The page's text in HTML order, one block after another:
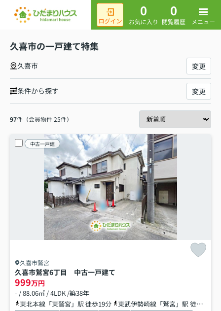
0
お気に入り
0
閲覧履歴 メニュー
久喜市の一戸建て特集
久喜市 変更
条件から探す 変更
97件（会員物件 25件）
中古一戸建
久喜市鷲宮
久喜市鷲宮6丁目 中古一戸建て
999万円
- / 88.06㎡ / 4LDK /築38年
東北本線「東鷲宮」駅 徒歩19分
東武伊勢崎線「鷲宮」駅 徒歩21分